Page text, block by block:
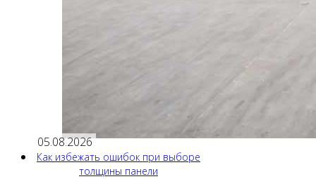
05.08.2026
Как избежать ошибок при выборе
толщины панели